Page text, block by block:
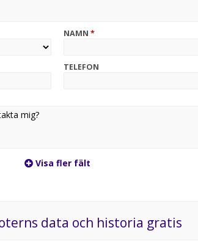
NAMN *
TELEFON
Visa fler fält
data och historia gratis